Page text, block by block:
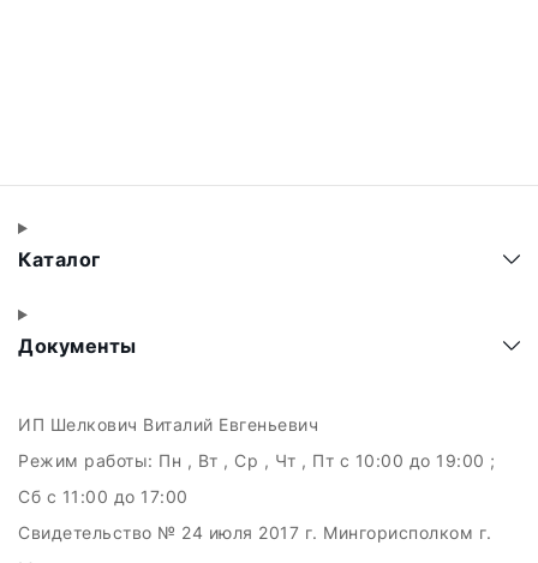
Каталог
Документы
ИП Шелкович Виталий Евгеньевич
Режим работы: Пн , Вт , Ср , Чт , Пт c 10:00 до 19:00 ;
Сб c 11:00 до 17:00
Свидетельство № 24 июля 2017 г. Мингорисполком г.